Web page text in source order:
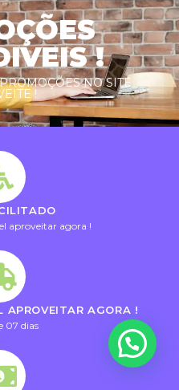
!
NO SITE
!
aproveitar agora !
APROVEITAR AGORA !
07 dias